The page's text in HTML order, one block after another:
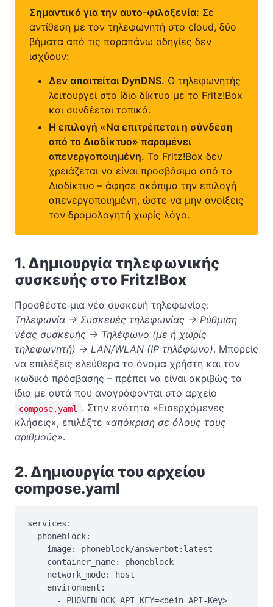
Σημαντικό για την αυτο-φιλοξενία: Σε
αντίθεση με τον τηλεφωνητή στο cloud, δύο
βήματα από τις παραπάνω οδηγίες δεν
ισχύουν:
Δεν απαιτείται DynDNS. Ο τηλεφωνητής
λειτουργεί στο ίδιο δίκτυο με το Fritz!Box
και συνδέεται τοπικά.
Η επιλογή «Να επιτρέπεται η σύνδεση
από το Διαδίκτυο» παραμένει
απενεργοποιημένη. Το Fritz!Box δεν
χρειάζεται να είναι προσβάσιμο από το
Διαδίκτυο – άφησε σκόπιμα την επιλογή
απενεργοποιημένη, ώστε να μην ανοίξεις
τον δρομολογητή χωρίς λόγο.
1. Δημιουργία τηλεφωνικής
συσκευής στο Fritz!Box
Προσθέστε μια νέα συσκευή τηλεφωνίας:
Τηλεφωνία → Συσκευές τηλεφωνίας → Ρύθμιση
νέας συσκευής → Τηλέφωνο (με ή χωρίς
τηλεφωνητή) → LAN/WLAN (IP τηλέφωνο). Μπορείς
να επιλέξεις ελεύθερα το όνομα χρήστη και τον
κωδικό πρόσβασης – πρέπει να είναι ακριβώς τα
ίδια με αυτά που αναγράφονται στο αρχείο
compose.yaml
. Στην ενότητα «Εισερχόμενες
κλήσεις», επιλέξτε «απόκριση σε όλους τους
αριθμούς».
2. Δημιουργία του αρχείου
compose.yaml
services:
  phoneblock:
    image: phoneblock/answerbot:latest
    container_name: phoneblock
    network_mode: host
    environment:
      - PHONEBLOCK_API_KEY=<dein API-Key>